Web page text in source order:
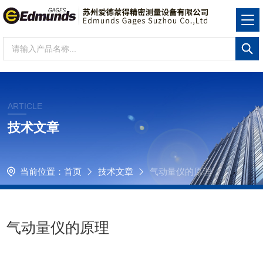
ARTICLE
技术文章
当前位置： 首页 技术文章 气动量仪的原理
气动量仪的原理